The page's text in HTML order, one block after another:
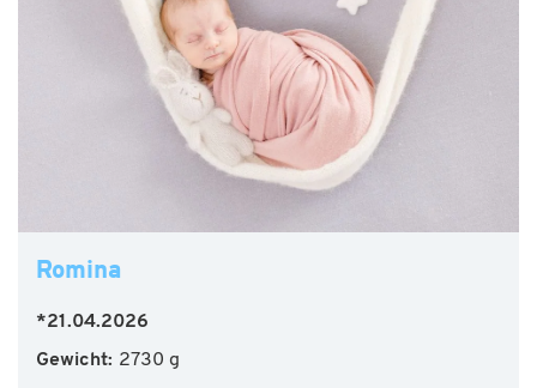
Ausbildung & Karriere
Romina
*21.04.2026
Gewicht: 2730 g